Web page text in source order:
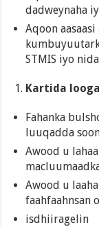
dadweynaha
Aqoon
STMIS iyo
Kartida
Fahanka
luuqadda
Awood u
Awood u
faahfaahnsan
isdhiiragelin